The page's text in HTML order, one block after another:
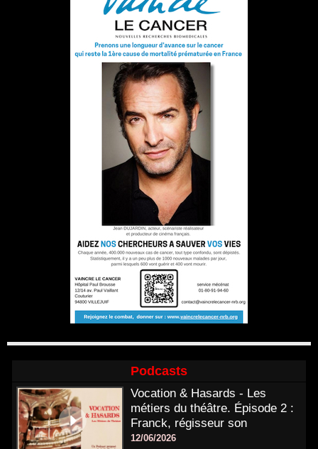
Podcasts
Vocation & Hasards - Les
métiers du théâtre. Épisode 2 :
Franck, régisseur son
12/06/2026